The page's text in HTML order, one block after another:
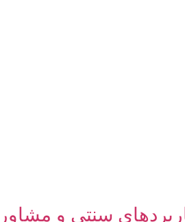
سنتی و